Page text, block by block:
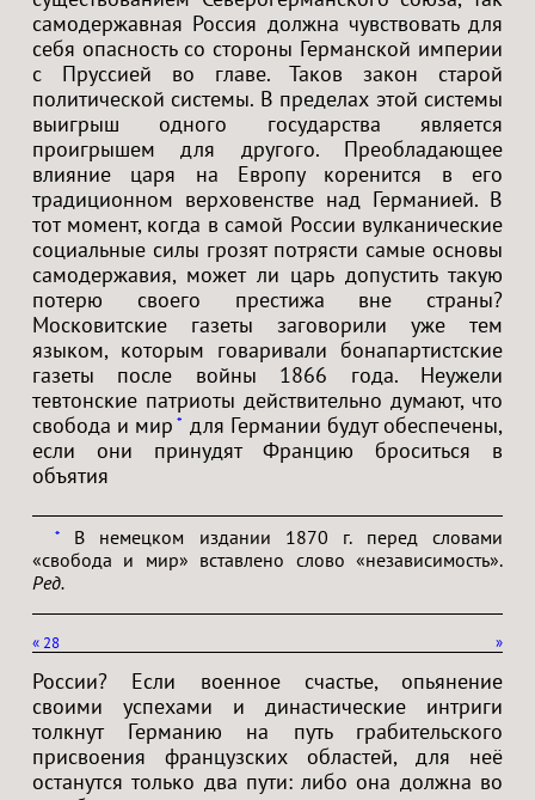
самодержавная Россия должна чувствовать для
себя опасность со стороны Германской империи
с Пруссией во главе. Таков закон старой
политической системы. В пределах этой системы
выигрыш одного государства является
проигрышем для другого. Преобладающее
влияние царя на Европу коренится в его
традиционном верховенстве над Германией. В
тот момент, когда в самой России вулканические
социальные силы грозят потрясти самые основы
самодержавия, может ли царь допустить такую
потерю своего престижа вне страны?
Московитские газеты заговорили уже тем
языком, которым говаривали бонапартистские
газеты после войны 1866 года. Неужели
тевтонские патриоты действительно думают, что
свобода и мир * для Германии будут обеспечены,
если они принудят Францию броситься в
объятия
*В немецком издании 1870 г. перед словами
«свобода и мир» вставлено слово «независимость».
Ред.
« »
28
России? Если военное счастье, опьянение
своими успехами и династические интриги
толкнут Германию на путь грабительского
присвоения французских областей, для неё
останутся только два пути: либо она должна во